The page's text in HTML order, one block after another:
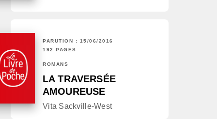
PARUTION : 15/06/2016
192 PAGES
ROMANS
LA TRAVERSÉE
AMOUREUSE
Vita Sackville-West